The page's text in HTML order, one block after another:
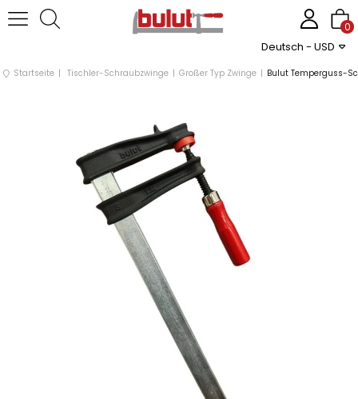
Deutsch - USD
0
Startseite Tischler-Schraubzwinge Großer Typ Zwinge Bulut Temperguss-